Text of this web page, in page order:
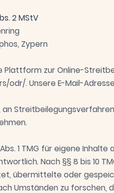
2 MStV
Zypern
Plattform zur Online-
odr/. Unsere E-Mail-
1 TMG für eigene Inhalte
Nach §§ 8 bis 10
übermittelte oder
Umständen zu forschen,